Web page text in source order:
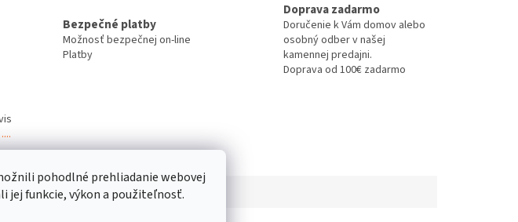
pohodlné prehliadanie webovej
jej funkcie, výkon a použiteľnosť.
Bezpečné platby
Možnosť bezpečnej on-line
Platby
Doprava zadarmo
Doručenie k Vám domov alebo
osobný odber v našej
kamennej predajni.
Doprava od 100€ zadarmo